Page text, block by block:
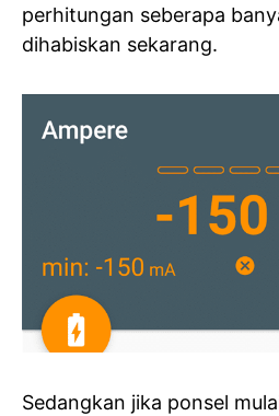
perhitungan seberapa
dihabiskan sekarang.
Sedangkan jika ponsel